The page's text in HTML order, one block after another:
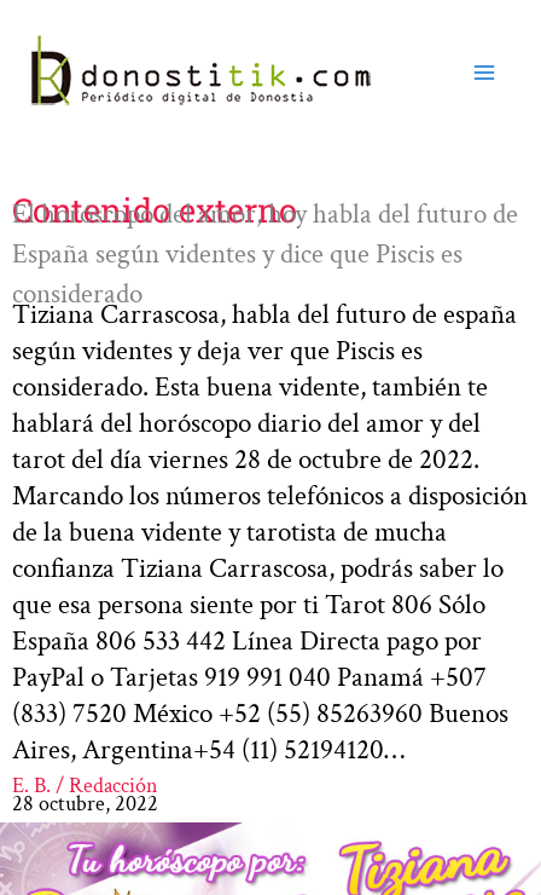
contenido
Contenido externo
El horóscopo del amor, hoy habla del futuro de
España según videntes y dice que Piscis es
considerado
Tiziana Carrascosa, habla del futuro de españa
según videntes y deja ver que Piscis es
considerado. Esta buena vidente, también te
hablará del horóscopo diario del amor y del
tarot del día viernes 28 de octubre de 2022.
Marcando los números telefónicos a disposición
de la buena vidente y tarotista de mucha
confianza Tiziana Carrascosa, podrás saber lo
que esa persona siente por ti Tarot 806 Sólo
España 806 533 442 Línea Directa pago por
PayPal o Tarjetas 919 991 040 Panamá +507
(833) 7520 México +52 (55) 85263960 Buenos
Aires, Argentina+54 (11) 52194120…
E. B. / Redacción
28 octubre, 2022